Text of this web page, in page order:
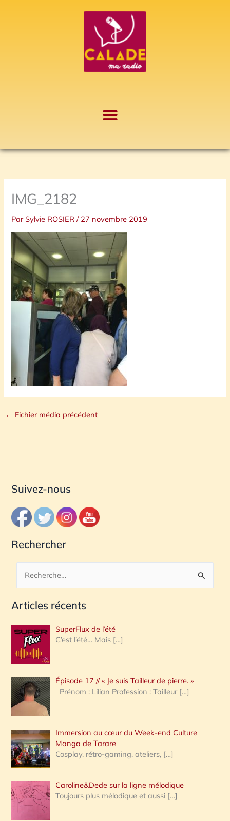
IMG_2182
ParSylvie ROSIER/ 27 novembre 2019
← Fichier média précédent
Suivez-nous
Rechercher
c
e
r
c
h
e
:
Articles récents
SuperFlux de l’été
C’est l’été… Mais […]
Épisode 17 // « Je suis Tailleur de pierre. »
Prénom : Lilian Profession : Tailleur […]
Immersion au cœur du Week-end Culture
Manga de Tarare
Cosplay, rétro-gaming, ateliers, […]
Caroline&Dede sur la ligne mélodique
Toujours plus mélodique et aussi […]